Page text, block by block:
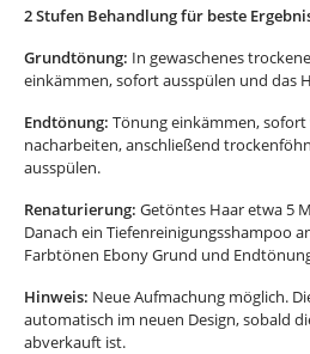
2 Stufen Behandlung für beste
Grundtönung: In gewaschenes
einkämmen, sofort ausspülen und das
Endtönung: Tönung einkämmen,
nacharbeiten, anschließend
ausspülen.
Renaturierung: Getöntes Haar etwa 5
Danach ein Tiefenreinigungsshampoo
Farbtönen Ebony Grund und
Hinweis: Neue Aufmachung möglich.
automatisch im neuen Design, sobald
abverkauft ist.